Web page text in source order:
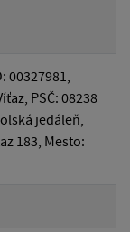
00327981,
PSČ: 08238
jedáleň,
183, Mesto: